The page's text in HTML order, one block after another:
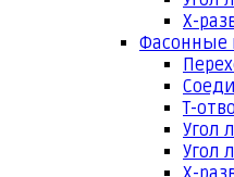
Х-
Фасонные
Т-
Угол
Угол